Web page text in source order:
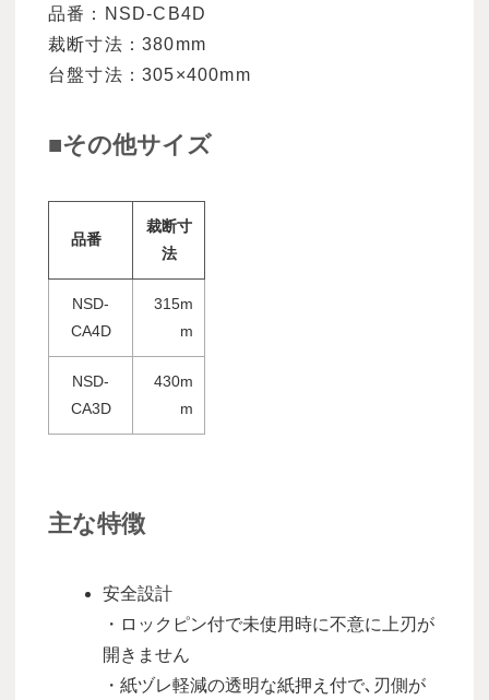
品番：NSD-CB4D
裁断寸法：380mm
台盤寸法：305×400mm
■その他サイズ
品番
裁断寸
法
NSD-
CA4D
315m
m
NSD-
CA3D
430m
m
主な特徴
安全設計
・ロックピン付で未使用時に不意に上刃が
開きません
・紙ヅレ軽減の透明な紙押え付で､刃側が